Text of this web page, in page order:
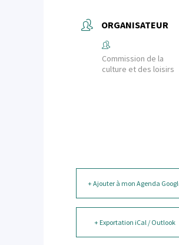
ORGANISATEUR
Commission de la
culture et des loisirs
+ Ajouter à mon Agenda
+ Exportation iCal / Outlook